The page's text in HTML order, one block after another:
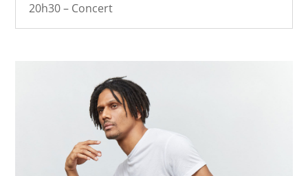
20h30 – Concert